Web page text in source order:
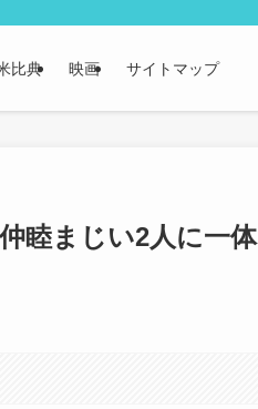
比典 映画 サイトマップ
睦まじい2人に一体